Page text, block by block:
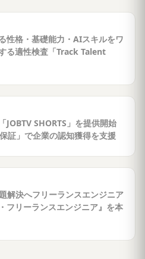
性格・基礎能力・AIスキルをワ
る適性検査「Track Talent
JOBTV SHORTS」を提供開始
証」で企業の認知獲得を支援
解決へフリーランスエンジニア
フリーランスエンジニア』を本